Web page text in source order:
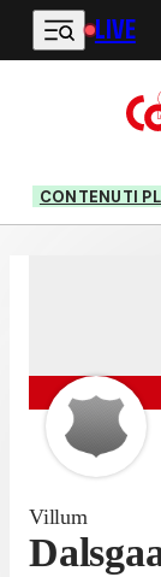
Vai al contenuto
LIVE
CONTENUTI
Villum